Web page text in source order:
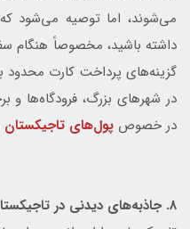
می‌شوند، اما توصیه می‌شود
داشته باشید، مخصوصاً هنگام
گزینه‌های پرداخت کارت محدود
در شهرهای بزرگ، فرودگاه‌ها و
در خصوص پول‌های تاجیکستان
8. جاذبه‌های دیدنی در تاجیکستان کدامند؟